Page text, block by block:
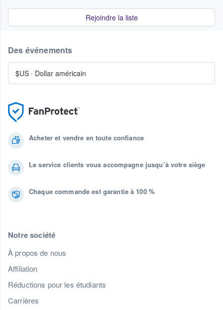
Rejoindre la liste
Acheter et vendre en toute confiance
Le service clients vous accompagne jusqu’à votre siège
Chaque commande est garantie à 100 %
Notre société
À propos de nous
Affiliation
Réductions pour les étudiants
Carrières
Des événements
$US · Dollar américain